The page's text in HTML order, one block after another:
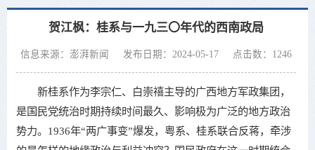
贺江枫：桂系与一九三〇年代的西南政局
信息来源：澎湃新闻 发布日期：2024-05-17 点击数： 1246
新桂系作为李宗仁、白崇禧主导的广西地方军政集团，
是国民党统治时期持续时间最久、影响极为广泛的地方政治
势力。1936年“两广事变”爆发，粤系、桂系联合反蒋，牵涉